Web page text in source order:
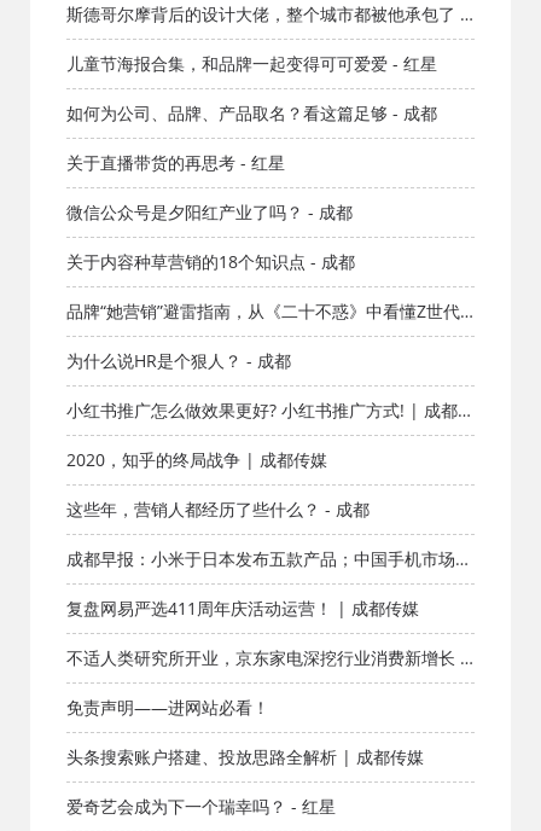
斯德哥尔摩背后的设计大佬，整个城市都被他承包了 -
成都
儿童节海报合集，和品牌一起变得可可爱爱 - 红星
如何为公司、品牌、产品取名？看这篇足够 - 成都
关于直播带货的再思考 - 红星
微信公众号是夕阳红产业了吗？ - 成都
关于内容种草营销的18个知识点 - 成都
品牌“她营销”避雷指南，从《二十不惑》中看懂Z世代
女性 - 红星
为什么说HR是个狠人？ - 成都
小红书推广怎么做效果更好? 小红书推广方式! | 成都传
媒
2020，知乎的终局战争 | 成都传媒
这些年，营销人都经历了些什么？ - 成都
成都早报：小米于日本发布五款产品；中国手机市场华
为独秀 | 成都传媒
复盘网易严选411周年庆活动运营！ | 成都传媒
不适人类研究所开业，京东家电深挖行业消费新增长 -
成都
免责声明——进网站必看！
头条搜索账户搭建、投放思路全解析 | 成都传媒
爱奇艺会成为下一个瑞幸吗？ - 红星